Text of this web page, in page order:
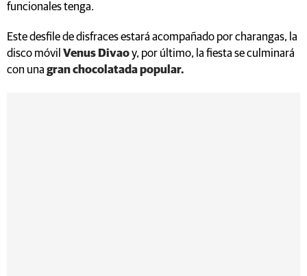
funcionales tenga.
Este desfile de disfraces estará acompañado por charangas, la
disco móvil Venus Divaoy, por último, la fiesta se culminará
con una gran chocolatada popular.